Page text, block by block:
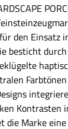
den Einsatz
besticht
Kontrasten
die Marke